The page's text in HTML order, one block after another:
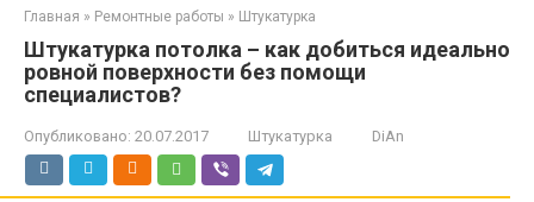
Главная » Ремонтные работы » Штукатурка
Штукатурка потолка – как добиться идеально
ровной поверхности без помощи
специалистов?
Опубликовано: 20.07.2017 Штукатурка DiAn